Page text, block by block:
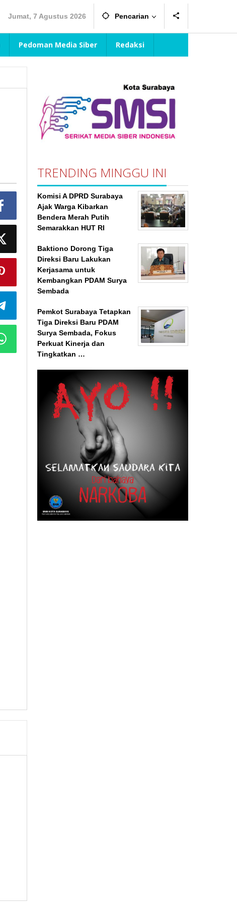
Jumat, 7 Agustus 2026 Pencarian
Pedoman Media Siber Redaksi
TRENDING MINGGU INI
Komisi A DPRD Surabaya
Ajak Warga Kibarkan
Bendera Merah Putih
Semarakkan HUT RI
Baktiono Dorong Tiga
Direksi Baru Lakukan
Kerjasama untuk
Kembangkan PDAM Surya
Sembada
Pemkot Surabaya Tetapkan
Tiga Direksi Baru PDAM
Surya Sembada, Fokus
Perkuat Kinerja dan
Tingkatkan …